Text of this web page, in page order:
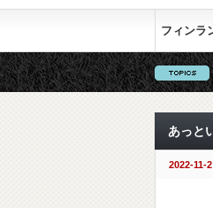
フィンラ
あっと
2022-11-2